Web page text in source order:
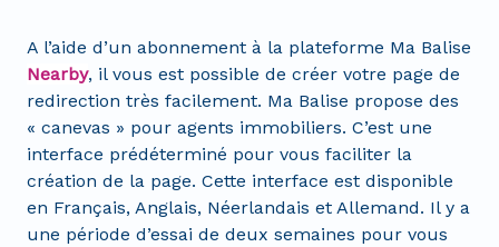
A l’aide d’un abonnement à la plateforme Ma Balise
Nearby, il vous est possible de créer votre page de
redirection très facilement. Ma Balise propose des
« canevas » pour agents immobiliers. C’est une
interface prédéterminé pour vous faciliter la
création de la page. Cette interface est disponible
en Français, Anglais, Néerlandais et Allemand. Il y a
une période d’essai de deux semaines pour vous